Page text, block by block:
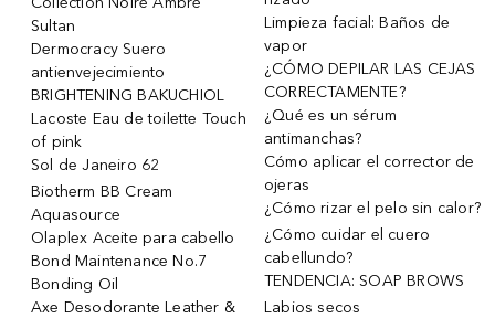
Sultan
Dermocracy Suero
antienvejecimiento
BRIGHTENING BAKUCHIOL
Lacoste Eau de toilette Touch
of pink
Sol de Janeiro 62
Biotherm BB Cream
Aquasource
Olaplex Aceite para cabello
Bond Maintenance No.7
Bonding Oil
Axe Desodorante Leather &
Limpieza facial: Baños de
vapor
¿CÓMO DEPILAR LAS CEJAS
CORRECTAMENTE?
¿Qué es un sérum
antimanchas?
Cómo aplicar el corrector de
ojeras
¿Cómo rizar el pelo sin calor?
¿Cómo cuidar el cuero
cabellundo?
TENDENCIA: SOAP BROWS
Labios secos